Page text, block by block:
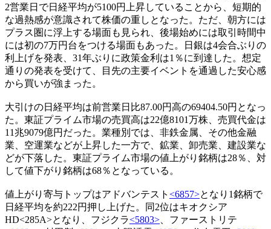
2営業日で日経平均が5100円上昇していることから、短期的
な過熱感が意識されて株価の重しとなった。ただ、朝方には
プラス圏に浮上する場面も見られ、後場始めには取引時間中
には初の7万円台をつける場面もあった。日銀は4会合ぶりの
利上げを発表、31年ぶりに政策金利は1％に到達した。想定
通りの発表を受けて、目先の主要イベントを通過した安心感
から買いが強まった。
大引けの日経平均は前営業日比87.00円高の69404.50円となっ
た。東証プライム市場の売買高は22億8101万株、売買代金は
11兆9079億円だった。業種別では、非鉄金属、その他金融
業、空運業などが上昇した一方で、鉱業、卸売業、建設業な
どが下落した。東証プライム市場の値上がり銘柄は28％、対
して値下がり銘柄は68％となっている。
値上がり寄与トップはアドバンテスト <6857>となり1銘柄で
日経平均を約222円押し上げた。同2位はキオクシア
HD<285A>となり、フジクラ<5803> 、ファーストリテ